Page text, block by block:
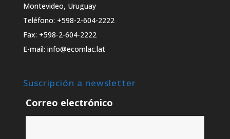
Montevideo, Uruguay
Teléfono: +598-2-604-2222
Fax: +598-2-604-2222
E-mail: info@ecomlac.lat
Suscripción a newsletter
Correo electrónico